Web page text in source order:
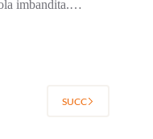
imbandita.…
SUCC